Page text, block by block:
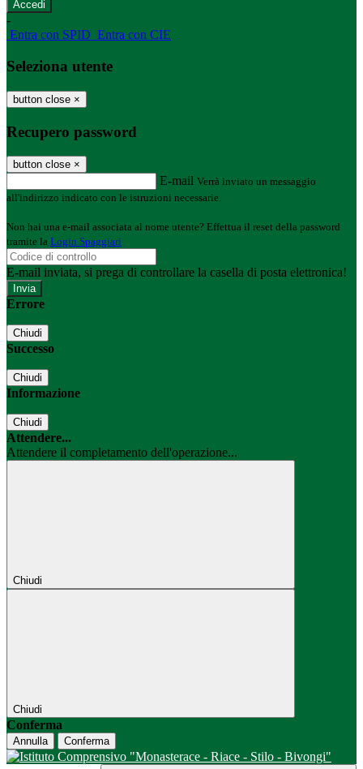
-
Entra con SPID Entra con CIE
Seleziona utente
button close ×
Recupero password
button close ×
E-mail Verrà inviato un messaggio
all'indirizzo indicato con le istruzioni necessarie.
Non hai una e-mail associata al nome utente? Effettua il reset della password
tramite la Login Spaggiari
E-mail inviata, si prega di controllare la casella di posta elettronica!
Errore
Chiudi
Successo
Chiudi
Informazione
Chiudi
Attendere...
Attendere il completamento dell'operazione...
Chiudi
Chiudi
Conferma
Annulla Conferma